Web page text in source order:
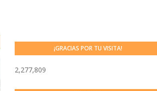
¡GRACIAS POR TU VISITA!
2,277,809